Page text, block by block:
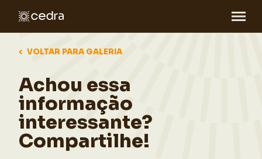
VOLTAR PARA GALERIA
Achou essa
informação
interessante?
Compartilhe!